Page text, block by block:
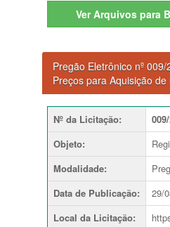
Ver Arquivos para
Pregão Eletrônico nº
Preços para Aquisição
Nº da Licitação:
Objeto:
Modalidade:
Data de Publicação:
29/
Local da Licitação: